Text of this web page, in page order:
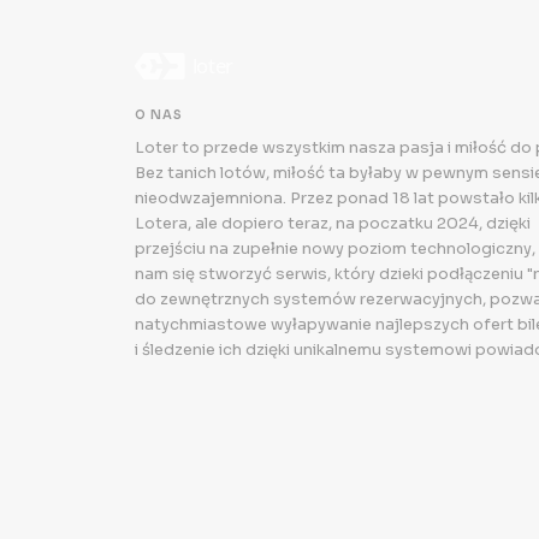
O NAS
Loter to przede wszystkim nasza pasja i miłość do
Bez tanich lotów, miłość ta byłaby w pewnym
nieodwzajemniona. Przez ponad 18 lat powstało
Lotera, ale dopiero teraz, na poczatku 2024, dzięki
przejściu na zupełnie nowy poziom technologiczny,
nam się stworzyć serwis, który dzieki podłączeniu
do zewnętrznych systemów rezerwacyjnych,
natychmiastowe wyłapywanie najlepszych ofert
i śledzenie ich dzięki unikalnemu systemowi